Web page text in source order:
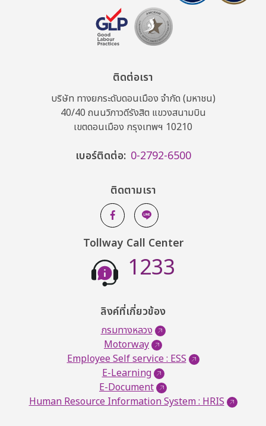
ติดต่อเรา
บริษัท ทางยกระดับดอนเมือง จำกัด (มหาชน)
40/40 ถนนวิภาวดีรังสิต แขวงสนามบิน
เขตดอนเมือง กรุงเทพฯ 10210
เบอร์ติดต่อ: 0-2792-6500
ติดตามเรา
Tollway Call Center
1233
ลิงค์ที่เกี่ยวข้อง
กรมทางหลวง
Motorway
Employee Self service : ESS
E-Learning
E-Document
Human Resource Information System : HRIS